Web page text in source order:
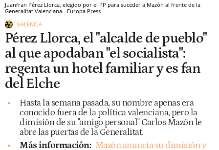
Juanfran Pérez Llorca, elegido por el PP para suceder a Mazón al frente de la
Generalitat Valenciana. Europa Press
VALENCIA
Pérez Llorca, el "alcalde de pueblo"
al que apodaban "el socialista":
regenta un hotel familiar y es fan
del Elche
Hasta la semana pasada, su nombre apenas era
conocido fuera de la política valenciana, pero la
dimisión de su "amigo personal" Carlos Mazón le
abre las puertas de la Generalitat.
Más información: Mazón anuncia su dimisión y